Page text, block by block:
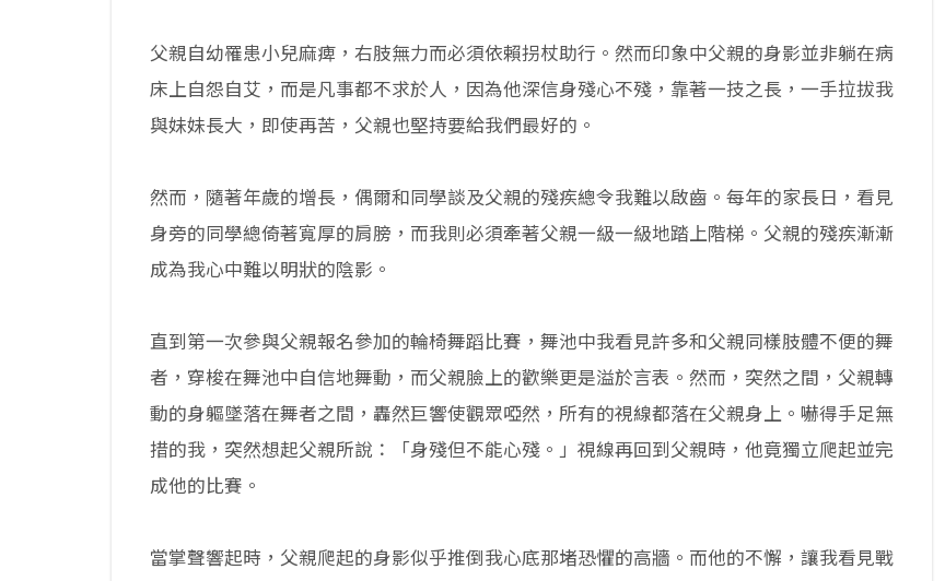
父親自幼罹患小兒麻痺，右肢無力而必須依賴拐杖助行。然而印象中父親的身影並非躺在病
床上自怨自艾，而是凡事都不求於人，因為他深信身殘心不殘，靠著一技之長，一手拉拔我
與妹妹長大，即使再苦，父親也堅持要給我們最好的。
然而，隨著年歲的增長，偶爾和同學談及父親的殘疾總令我難以啟齒。每年的家長日，看見
身旁的同學總倚著寬厚的肩膀，而我則必須牽著父親一級一級地踏上階梯。父親的殘疾漸漸
成為我心中難以明狀的陰影。
直到第一次參與父親報名參加的輪椅舞蹈比賽，舞池中我看見許多和父親同樣肢體不便的舞
者，穿梭在舞池中自信地舞動，而父親臉上的歡樂更是溢於言表。然而，突然之間，父親轉
動的身軀墜落在舞者之間，轟然巨響使觀眾啞然，所有的視線都落在父親身上。嚇得手足無
措的我，突然想起父親所說：「身殘但不能心殘。」視線再回到父親時，他竟獨立爬起並完
成他的比賽。
當掌聲響起時，父親爬起的身影似乎推倒我心底那堵恐懼的高牆。而他的不懈，讓我看見戰